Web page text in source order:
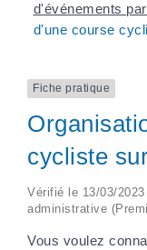
d'événements
d'une course
Fiche pratique
cycliste
Vérifié le 13/03/
administrative
Vous voulez